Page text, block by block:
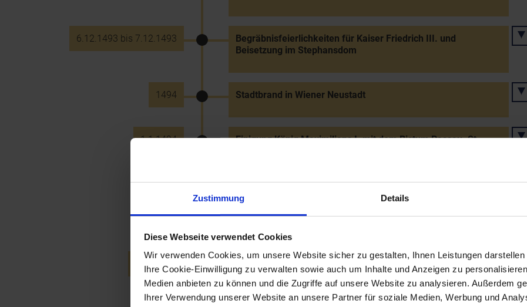
Zustimmung Details
Diese Webseite verwendet Cookies
Wir verwenden Cookies, um unsere Website sicher zu gestalten, Ihnen Leistungen
Ihre Cookie-Einwilligung zu verwalten sowie auch um Inhalte und Anzeigen zu
Medien anbieten zu können und die Zugriffe auf unsere Website zu analysieren. Außerdem
Ihrer Verwendung unserer Website an unsere Partner für soziale Medien, Werbung und
6.12.1493 bis 7.12.1493
Begräbnisfeierlichkeiten für Kaiser Friedrich III. und
Beisetzung im Stephansdom
1494 Stadtbrand in Wiener Neustadt
1.1.1494
Einigung König Maximilians I. mit dem Bistum Passau: St.
Bestellung von Kaspar Schaul zu Mold zum
(bis 1499)
18.3.1496
Ausweisung der Juden aus Wiener Neustadt und Neunkirchen
auf Befehl König Maximilians I.